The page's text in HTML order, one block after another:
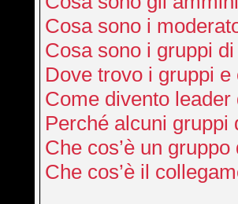
Cosa sono i
Cosa sono i gruppi
Dove trovo i gruppi
Come divento leader
Perché alcuni gruppi
Che cos’è un
Che cos’è il